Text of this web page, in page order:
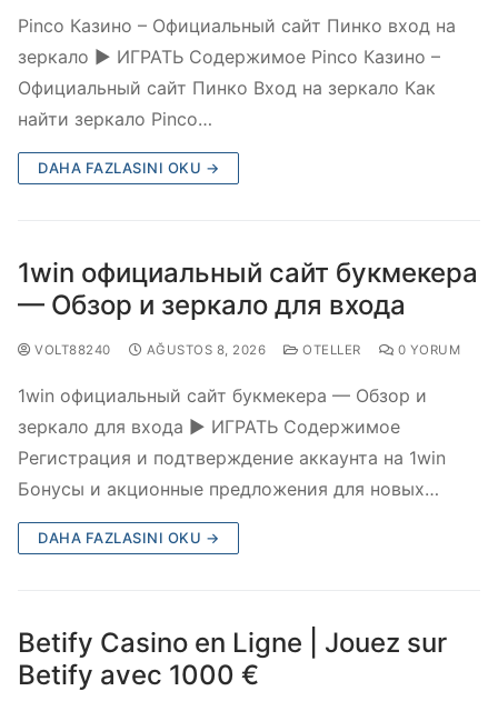
Pinco Казино – Официальный сайт Пинко вход на
зеркало ▶️ ИГРАТЬ Содержимое Pinco Казино –
Официальный сайт Пинко Вход на зеркало Как
найти зеркало Pinco…
DAHA FAZLASINI OKU →
1win официальный сайт букмекера
— Обзор и зеркало для входа
VOLT88240 AĞUSTOS 8, 2026 OTELLER 0 YORUM
1win официальный сайт букмекера — Обзор и
зеркало для входа ▶️ ИГРАТЬ Содержимое
Регистрация и подтверждение аккаунта на 1win
Бонусы и акционные предложения для новых…
DAHA FAZLASINI OKU →
Betify Casino en Ligne | Jouez sur
Betify avec 1000 €